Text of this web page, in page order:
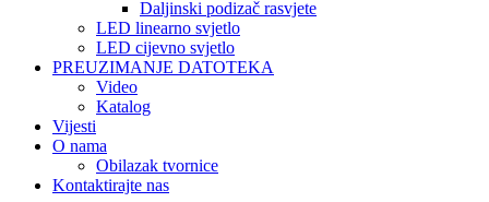
Daljinski podizač rasvjete
LED linearno svjetlo
LED cijevno svjetlo
PREUZIMANJE DATOTEKA
Video
Katalog
Vijesti
O nama
Obilazak tvornice
Kontaktirajte nas